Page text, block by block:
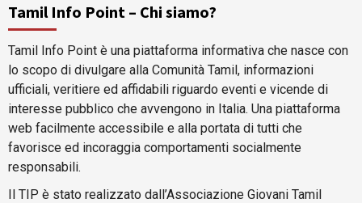
Tamil Info Point – Chi siamo?
Tamil Info Point è una piattaforma informativa che nasce con
lo scopo di divulgare alla Comunità Tamil, informazioni
ufficiali, veritiere ed affidabili riguardo eventi e vicende di
interesse pubblico che avvengono in Italia. Una piattaforma
web facilmente accessibile e alla portata di tutti che
favorisce ed incoraggia comportamenti socialmente
responsabili.
Il TIP è stato realizzato dall’Associazione Giovani Tamil